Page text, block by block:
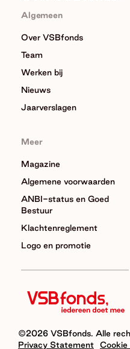
Algemeen
Over VSBfonds
Team
Werken bij
Nieuws
Jaarverslagen
Meer
Magazine
Algemene voorwaarden
ANBI-status en Goed
Bestuur
Klachtenreglement
Logo en promotie
©2026 VSBfonds. Alle
Privacy Statement